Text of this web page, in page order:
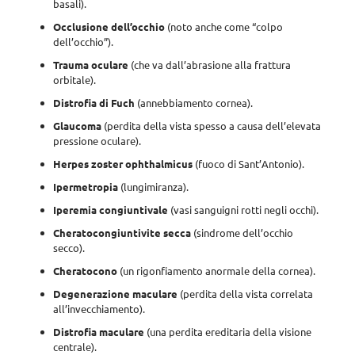
basali).
Occlusione dell’occhio(noto anche come “colpo
dell’occhio”).
Trauma oculare (che va dall’abrasione alla frattura
orbitale).
Distrofia di Fuch (annebbiamento cornea).
Glaucoma(perdita della vista spesso a causa dell’elevata
pressione oculare).
Herpes zoster ophthalmicus(fuoco di Sant’Antonio).
Ipermetropia(lungimiranza).
Iperemiacongiuntivale (vasi sanguigni rotti negli occhi).
Cheratocongiuntivite secca(sindrome dell’occhio
secco).
Cheratocono(un rigonfiamento anormale della cornea).
Degenerazione maculare (perdita della vista correlata
all’invecchiamento).
Distrofia maculare (una perdita ereditaria della visione
centrale).